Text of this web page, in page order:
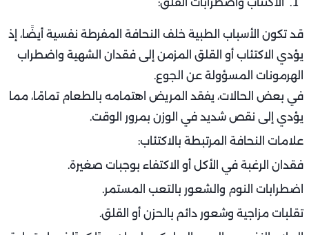
السكري غير المنضبط:
من الأسباب الطبية خلف النحافة المفرطة أيضًا الإصابة بمرض
السكري من النوع الأول أو سوء السيطرة على النوع الثاني.
في هذه الحالة، لا يتمكن الجسم من استخدام الجلوكوز كمصدر
للطاقة، فيلجأ إلى حرق الدهون والعضلات مما يسبب فقدانًا
سريعًا للوزن.
أعراض مرافقة:
عطش دائم وتبول متكرر.
تعب مزمن وشعور بالإرهاق.
فقدان وزن رغم تناول كميات كبيرة من الطعام.